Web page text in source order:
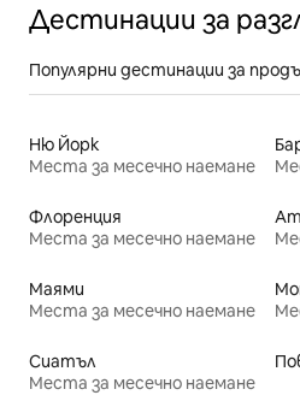
Дестинации за
Популярни дестинации за
Ню Йорк
Места за месечно наемане
Флоренция
Места за месечно наемане
Маями
Места за месечно наемане
Сиатъл
Места за месечно наемане